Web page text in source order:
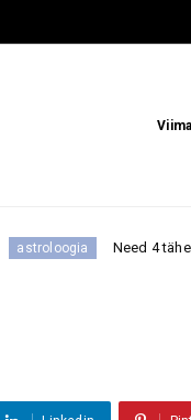
Need 4 tähemärki on